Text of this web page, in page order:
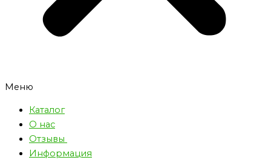
Меню
Каталог
О нас
Отзывы
Информация